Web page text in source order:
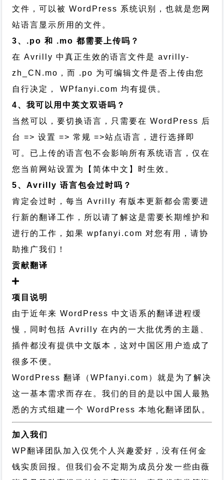
文件，可以被 WordPress 系统识别，也就是您网
站语言显示所用的文件。
3、.po 和 .mo 都需要上传吗？
在 Avrilly 中真正生效的语言文件是 avrilly-
zh_CN.mo，而 .po 为可编辑文件是否上传由您
自行决定， WPfanyi.com 均有提供。
4、我可以用中英文双语吗？
当然可以，要切换语言，只需要在 WordPress 后
台 => 设置 => 常规 =>站点语言，进行选择即
可。已上传的语言包不会影响所有系统语言，仅在
您当前网站设置为【简体中文】时生效。
5、Avrilly 语言包会过时吗？
肯定会过时，每当 Avrilly 有版本更新都会需要进
行新的翻译工作，所以请了解这是需要长期维护和
进行的工作，如果 wpfanyi.com 对您有用，请协
助推广我们！
贡献翻译
项目说明
由于近年来 WordPress 中文语系的翻译进程缓
慢，同时包括 Avrilly 在内的一大批优秀的主题、
插件都没有提供中文版本，这对中国区用户造成了
很多不便。
WordPress 翻译（WPfanyi.com） 就是为了解决
这一基本需求而存在。我们的目的是以中国人最熟
悉的方式组建一个 WordPress 本地化翻译团队。
加入我们
WP翻译团队加入仅凭个人兴趣爱好，没有任何金
钱实质回报。但我们会不定期为成员分发一些由薇